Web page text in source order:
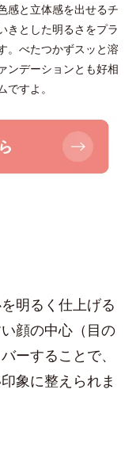
感と立体感を出せるチ
きとした明るさをプラ
。べたつかずスッと溶
ンデーションとも好相
すよ。
明るく仕上げる
顔の中心（目の
ーすることで、
象に整えられま